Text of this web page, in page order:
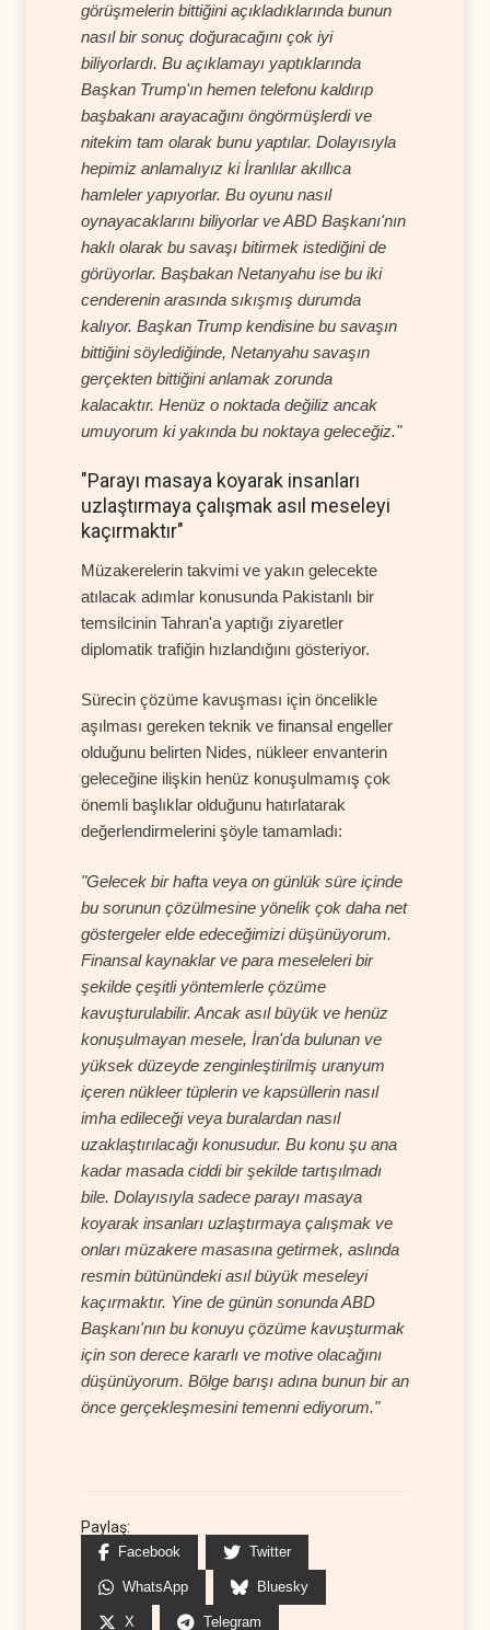
görüşmelerin bittiğini açıkladıklarında bunun
nasıl bir sonuç doğuracağını çok iyi
biliyorlardı. Bu açıklamayı yaptıklarında
Başkan Trump'ın hemen telefonu kaldırıp
başbakanı arayacağını öngörmüşlerdi ve
nitekim tam olarak bunu yaptılar. Dolayısıyla
hepimiz anlamalıyız ki İranlılar akıllıca
hamleler yapıyorlar. Bu oyunu nasıl
oynayacaklarını biliyorlar ve ABD Başkanı'nın
haklı olarak bu savaşı bitirmek istediğini de
görüyorlar. Başbakan Netanyahu ise bu iki
cenderenin arasında sıkışmış durumda
kalıyor. Başkan Trump kendisine bu savaşın
bittiğini söylediğinde, Netanyahu savaşın
gerçekten bittiğini anlamak zorunda
kalacaktır. Henüz o noktada değiliz ancak
umuyorum ki yakında bu noktaya geleceğiz."
"Parayı masaya koyarak insanları
uzlaştırmaya çalışmak asıl meseleyi
kaçırmaktır"
Müzakerelerin takvimi ve yakın gelecekte
atılacak adımlar konusunda Pakistanlı bir
temsilcinin Tahran'a yaptığı ziyaretler
diplomatik trafiğin hızlandığını gösteriyor.
Sürecin çözüme kavuşması için öncelikle
aşılması gereken teknik ve finansal engeller
olduğunu belirten Nides, nükleer envanterin
geleceğine ilişkin henüz konuşulmamış çok
önemli başlıklar olduğunu hatırlatarak
değerlendirmelerini şöyle tamamladı:
"Gelecek bir hafta veya on günlük süre içinde
bu sorunun çözülmesine yönelik çok daha net
göstergeler elde edeceğimizi düşünüyorum.
Finansal kaynaklar ve para meseleleri bir
şekilde çeşitli yöntemlerle çözüme
kavuşturulabilir. Ancak asıl büyük ve henüz
konuşulmayan mesele, İran'da bulunan ve
yüksek düzeyde zenginleştirilmiş uranyum
içeren nükleer tüplerin ve kapsüllerin nasıl
imha edileceği veya buralardan nasıl
uzaklaştırılacağı konusudur. Bu konu şu ana
kadar masada ciddi bir şekilde tartışılmadı
bile. Dolayısıyla sadece parayı masaya
koyarak insanları uzlaştırmaya çalışmak ve
onları müzakere masasına getirmek, aslında
resmin bütünündeki asıl büyük meseleyi
kaçırmaktır. Yine de günün sonunda ABD
Başkanı'nın bu konuyu çözüme kavuşturmak
için son derece kararlı ve motive olacağını
düşünüyorum. Bölge barışı adına bunun bir an
önce gerçekleşmesini temenni ediyorum."
Paylaş:
Facebook Twitter
WhatsApp Bluesky
X Telegram